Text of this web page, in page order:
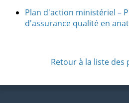
Plan d'action ministériel –
d'assurance qualité en
Retour à la liste des